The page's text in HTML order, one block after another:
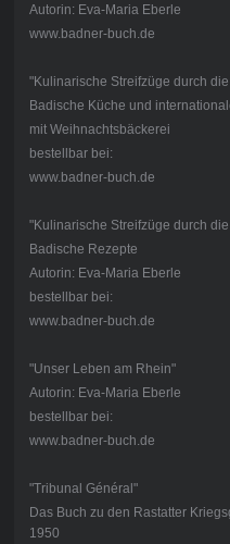
Autorin: Eva-Maria Eberle
www.badner-buch.de
"Kulinarische Streifzüge durch
Badische Küche und
mit Weihnachtsbäckerei
bestellbar bei:
www.badner-buch.de
"Kulinarische Streifzüge durch
Badische Rezepte
Autorin: Eva-Maria Eberle
bestellbar bei:
www.badner-buch.de
"Unser Leben am Rhein"
Autorin: Eva-Maria Eberle
bestellbar bei:
www.badner-buch.de
"Tribunal Général"
Das Buch zu den Rastatter
1950